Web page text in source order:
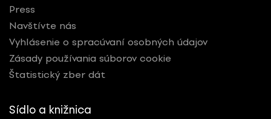
Press
Navštívte nás
Vyhlásenie o spracúvaní osobných údajov
Zásady používania súborov cookie
Štatistický zber dát
Sídlo a knižnica